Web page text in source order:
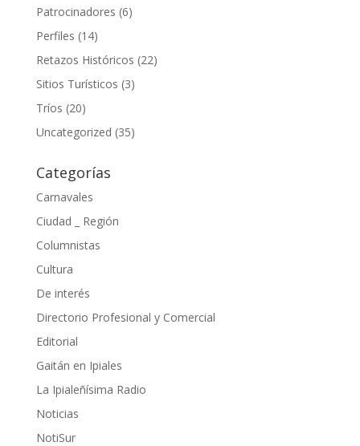
Patrocinadores (6)
Perfiles (14)
Retazos Históricos (22)
Sitios Turísticos (3)
Tríos (20)
Uncategorized (35)
Categorías
Carnavales
Ciudad _ Región
Columnistas
Cultura
De interés
Directorio Profesional y Comercial
Editorial
Gaitán en Ipiales
La Ipialeñísima Radio
Noticias
NotiSur